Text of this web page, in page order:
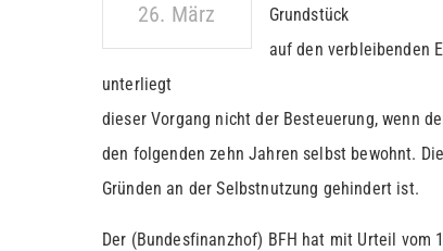
26. März
Grundstück
auf den verbleibenden
unterliegt
dieser Vorgang nicht der Besteuerung, wenn
den folgenden zehn Jahren selbst bewohnt.
Gründen an der Selbstnutzung gehindert ist.
Der (Bundesfinanzhof) BFH hat mit Urteil vom